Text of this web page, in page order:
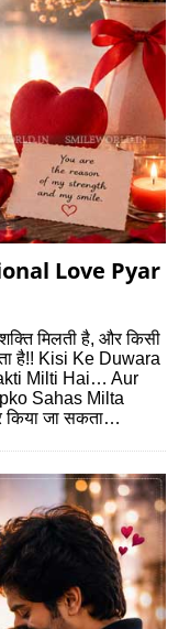
Love Pyar
मिलती है, और किसी
है!! Kisi Ke Duwara
Milti Hai… Aur
Sahas Milta
किया जा सकता…